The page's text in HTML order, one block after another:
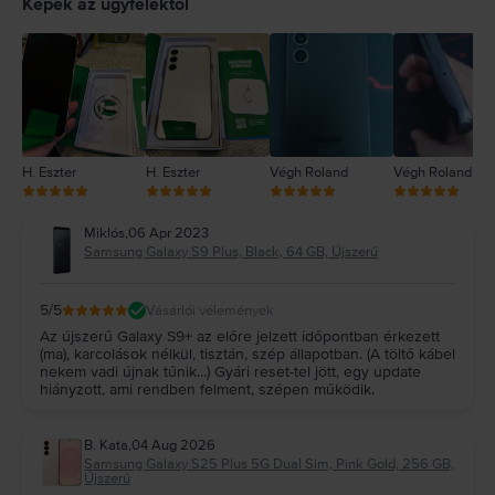
1
Képek az ügyfelektől
H. Eszter H. Eszter Végh Roland Végh Roland
Miklós,06 Apr 2023
Samsung Galaxy S9 Plus, Black, 64 GB, Újszerű
5/5 Vásárlói vélemények
Az újszerű Galaxy S9+ az előre jelzett időpontban érkezett
(ma), karcolások nélkül, tisztán, szép állapotban. (A töltő kábel
nekem vadi újnak tűnik...) Gyári reset-tel jött, egy update
hiányzott, ami rendben felment, szépen működik.
B. Kata,04 Aug 2026
Samsung Galaxy S25 Plus 5G Dual Sim, Pink Gold, 256 GB,
Újszerű